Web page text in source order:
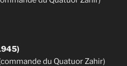
du Quatuor Zahir)